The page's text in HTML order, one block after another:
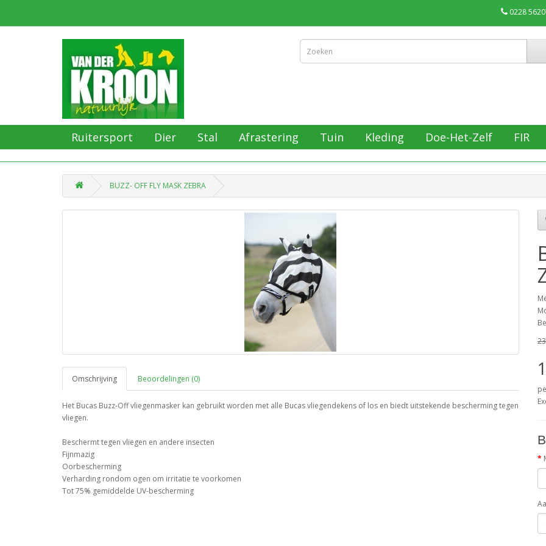
0228
Ruitersport Dier Stal Afrastering Tuin Kleding Doe-Het-Zelf FIR
BUZZ- OFF FLY MASK ZEBRA
Omschrijving Beoordelingen (0)
Het Bucas Buzz-Off vliegenmasker kan gebruikt worden met alle Bucas vliegendekens of los en biedt uitstekende bescherming tegen
vliegen.
Beschermt tegen vliegen en andere insecten
Fijnmazig
Oorbescherming
Verharding rondom ogen om irritatie te voorkomen
Tot 75% gemiddelde UV-bescherming